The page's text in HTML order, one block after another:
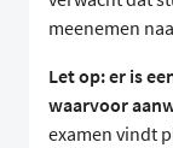
meenemen
Let op: er is
waarvoor
examen vindt